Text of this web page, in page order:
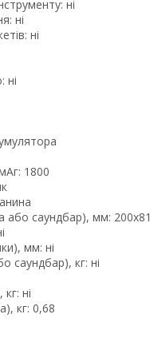
ні
ні
ні
ні
1800
або саундбар), мм:
мм: ні
саундбар), кг: ні
ні
кг: 0,68